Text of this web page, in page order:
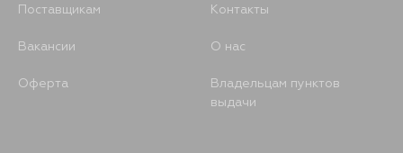
Поставщикам Контакты
Вакансии О нас
Оферта
Владельцам пунктов
выдачи